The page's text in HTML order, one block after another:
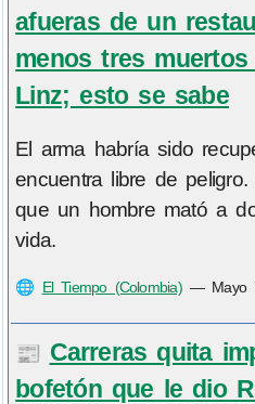
afueras de un
menos tres
Linz; esto se sabe
El arma habría sido
encuentra libre de
que un hombre mató a
vida.
🌐 El Tiempo (Colombia)— Mayo
📰 Carreras quita
bofetón que le dio